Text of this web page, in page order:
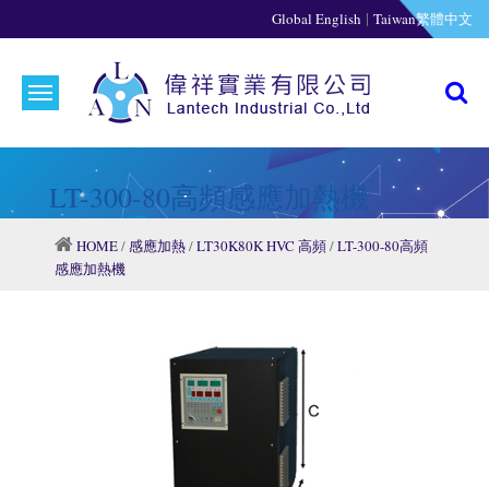
Global English | Taiwan繁體中文
LT-300-80高頻感應加熱機
HOME/感應加熱/LT30K80K HVC 高頻/LT-300-80高頻
感應加熱機